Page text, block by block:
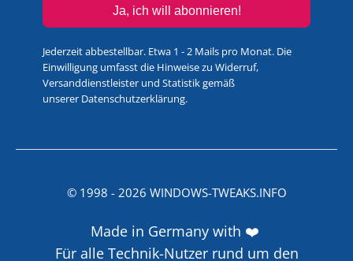
Ja, ich will abonnieren!
Jederzeit abbestellbar. Etwa 1 - 2 Mails pro Monat. Die
Einwilligung umfasst die Hinweise zu Widerruf,
Versanddienstleister und Statistik gemäß
unserer Datenschutzerklärung.
© 1998 - 2026 WINDOWS-TWEAKS.INFO
Made in Germany with ❤️
Für alle Technik-Nutzer rund um den